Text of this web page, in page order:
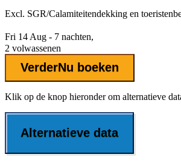
Excl. SGR/Calamiteitendekking en
Fri 14 Aug - 7 nachten,
2 volwassenen
VerderNu boeken
Klik op de knop hieronder om alternatieve
Alternatieve data